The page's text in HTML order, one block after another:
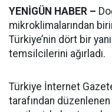
YENİGÜN HABER –
mikroklimalarından
Türkiye’nin dört bir
temsilcilerini ağırladı.
Türkiye İnternet
tarafından düzenlenen